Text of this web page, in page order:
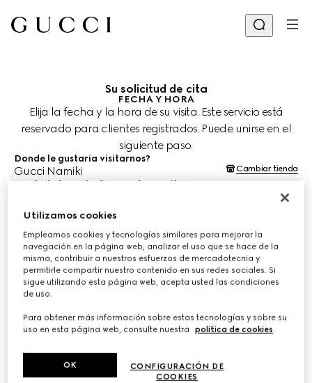
Su solicitud de cita
FECHA Y HORA
Elija la fecha y la hora de su visita. Este servicio está
reservado para clientes registrados. Puede unirse en el
siguiente paso.
Donde le gustaria visitarnos?
Gucci Namiki Cambiar tienda
¿Cuándo le gustaría agendar su cita?
Las fechas y horas se muestran en la hora local de la tienda (JST) y
están sujetas a la confirmación del equipo de asesoría de clientes.
ELIJA EL HORARIO*
/3
Utilizamos cookies
Empleamos cookies y tecnologías similares para mejorar la
navegación en la página web, analizar el uso que se hace de la
misma, contribuir a nuestros esfuerzos de mercadotecnia y
permitirle compartir nuestro contenido en sus redes sociales. Si
sigue utilizando esta página web, acepta usted las condiciones
de uso.
Para obtener más información sobre estas tecnologías y sobre su
uso en esta página web, consulte nuestra
política de cookies.
CONFIGURACIÓN DE
COOKIES
OK